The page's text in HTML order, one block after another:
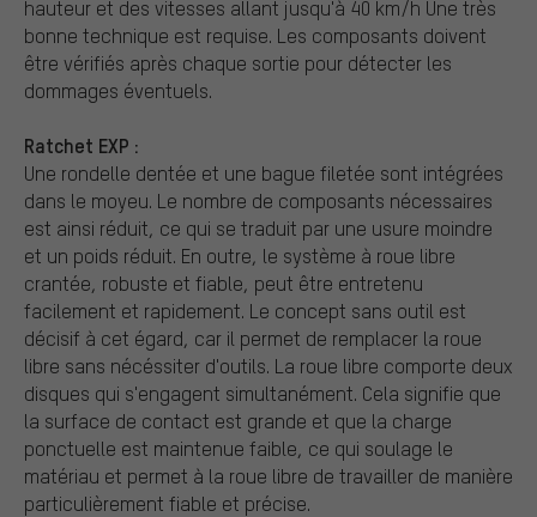
hauteur et des vitesses allant jusqu'à 40 km/h Une très
bonne technique est requise. Les composants doivent
être vérifiés après chaque sortie pour détecter les
dommages éventuels.
Ratchet EXP :
Une rondelle dentée et une bague filetée sont intégrées
dans le moyeu. Le nombre de composants nécessaires
est ainsi réduit, ce qui se traduit par une usure moindre
et un poids réduit. En outre, le système à roue libre
crantée, robuste et fiable, peut être entretenu
facilement et rapidement. Le concept sans outil est
décisif à cet égard, car il permet de remplacer la roue
libre sans nécéssiter d'outils. La roue libre comporte deux
disques qui s'engagent simultanément. Cela signifie que
la surface de contact est grande et que la charge
ponctuelle est maintenue faible, ce qui soulage le
matériau et permet à la roue libre de travailler de manière
particulièrement fiable et précise.